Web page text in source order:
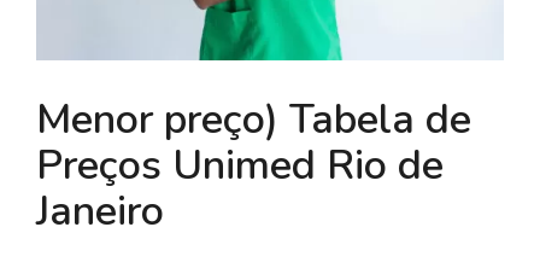
Menor preço) Tabela de
Preços Unimed Rio de
Janeiro